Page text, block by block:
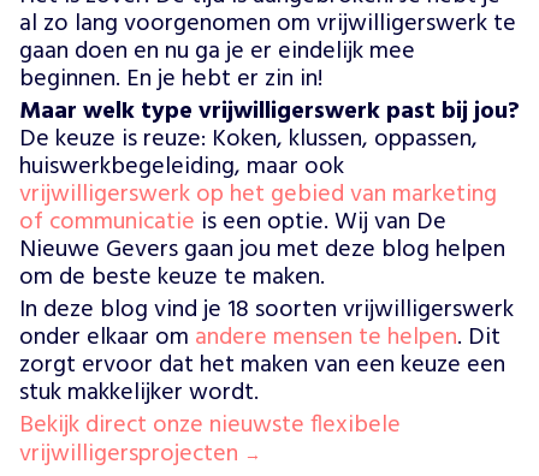
al zo lang voorgenomen om vrijwilligerswerk te
gaan doen en nu ga je er eindelijk mee
beginnen. En je hebt er zin in!
Maar welk type vrijwilligerswerk past bij jou?
De keuze is reuze: Koken, klussen, oppassen,
huiswerkbegeleiding, maar ook
vrijwilligerswerk op het gebied van marketing
of communicatie is een optie. Wij van De
Nieuwe Gevers gaan jou met deze blog helpen
om de beste keuze te maken.
In deze blog vind je 18 soorten vrijwilligerswerk
onder elkaar om andere mensen te helpen. Dit
zorgt ervoor dat het maken van een keuze een
stuk makkelijker wordt.
Bekijk direct onze nieuwste flexibele
vrijwilligersprojecten →